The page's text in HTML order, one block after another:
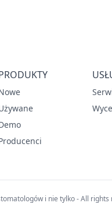
i nie tylko - All rights